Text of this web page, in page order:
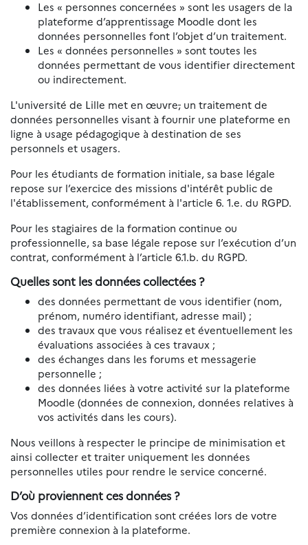
Les « personnes concernées » sont les usagers de la
plateforme d’apprentissage Moodle dont les
données personnelles font l’objet d’un traitement.
Les « données personnelles » sont toutes les
données permettant de vous identifier directement
ou indirectement.
L'université de Lille met en œuvre, un traitement de
données personnelles visant à fournir une plateforme en
ligne à usage pédagogique à destination de ses
personnels et usagers.
Pour les étudiants de formation initiale, sa base légale
repose sur l’exercice des missions d'intérêt public de
l'établissement, conformément à l'article 6. 1.e. du RGPD.
Pour les stagiaires de la formation continue ou
professionnelle, sa base légale repose sur l’exécution d’un
contrat, conformément à l’article 6.1.b. du RGPD.
Quelles sont les données collectées ?
des données permettant de vous identifier (nom,
prénom, numéro identifiant, adresse mail) ;
des travaux que vous réalisez et éventuellement les
évaluations associées à ces travaux ;
des échanges dans les forums et messagerie
personnelle ;
des données liées à votre activité sur la plateforme
Moodle (données de connexion, données relatives à
vos activités dans les cours).
Nous veillons à respecter le principe de minimisation et
ainsi collecter et traiter uniquement les données
personnelles utiles pour rendre le service concerné.
D’où proviennent ces données ?
Vos données d’identification sont créées lors de votre
première connexion à la plateforme.